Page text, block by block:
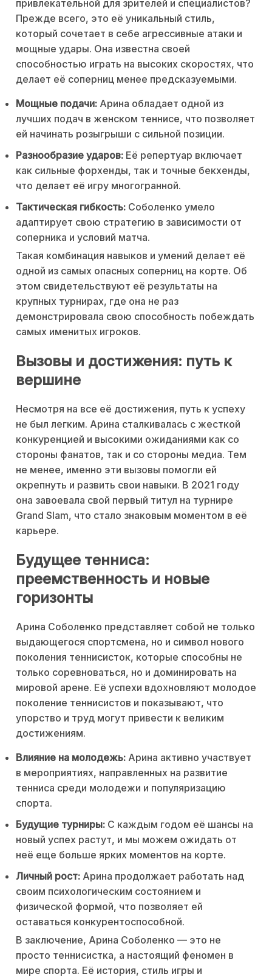
привлекательной для зрителей и специалистов?
Прежде всего, это её уникальный стиль,
который сочетает в себе агрессивные атаки и
мощные удары. Она известна своей
способностью играть на высоких скоростях, что
делает её соперниц менее предсказуемыми.
Мощные подачи: Арина обладает одной из
лучших подач в женском теннисе, что позволяет
ей начинать розыгрыши с сильной позиции.
Разнообразие ударов: Её репертуар включает
как сильные форхенды, так и точные бекхенды,
что делает её игру многогранной.
Тактическая гибкость: Соболенко умело
адаптирует свою стратегию в зависимости от
соперника и условий матча.
Такая комбинация навыков и умений делает её
одной из самых опасных соперниц на корте. Об
этом свидетельствуют её результаты на
крупных турнирах, где она не раз
демонстрировала свою способность побеждать
самых именитых игроков.
Вызовы и достижения: путь к
вершине
Несмотря на все её достижения, путь к успеху
не был легким. Арина сталкивалась с жесткой
конкуренцией и высокими ожиданиями как со
стороны фанатов, так и со стороны медиа. Тем
не менее, именно эти вызовы помогли ей
окрепнуть и развить свои навыки. В 2021 году
она завоевала свой первый титул на турнире
Grand Slam, что стало знаковым моментом в её
карьере.
Будущее тенниса:
преемственность и новые
горизонты
Арина Соболенко представляет собой не только
выдающегося спортсмена, но и символ нового
поколения теннисисток, которые способны не
только соревноваться, но и доминировать на
мировой арене. Её успехи вдохновляют молодое
поколение теннисистов и показывают, что
упорство и труд могут привести к великим
достижениям.
Влияние на молодежь: Арина активно участвует
в мероприятиях, направленных на развитие
тенниса среди молодежи и популяризацию
спорта.
Будущие турниры: С каждым годом её шансы на
новый успех растут, и мы можем ожидать от
неё еще больше ярких моментов на корте.
Личный рост: Арина продолжает работать над
своим психологическим состоянием и
физической формой, что позволяет ей
оставаться конкурентоспособной.
В заключение, Арина Соболенко — это не
просто теннисистка, а настоящий феномен в
мире спорта. Её история, стиль игры и